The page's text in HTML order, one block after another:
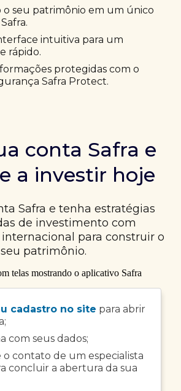
o seu patrimônio em um único
intuitiva para um
rápido.
protegidas com o
Safra Protect.
conta Safra e
a investir hoje
Safra e tenha estratégias
de investimento com
para construir o
seu patrimônio.
cadastro no site para abrir
com seus dados;
contato de um especialista
concluir a abertura da sua